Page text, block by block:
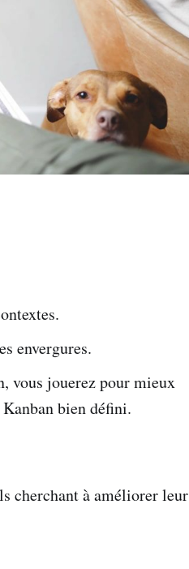
envergures.
vous jouerez pour mieux
bien défini.
cherchant à améliorer leur